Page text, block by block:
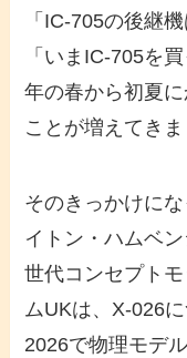
「IC-705の後継
「いまIC-705を
年の春から初夏
ことが増えてきま
そのきっかけに
イトン・ハムベ
世代コンセプトモ
ムUKは、X-026
2026で物理モデ